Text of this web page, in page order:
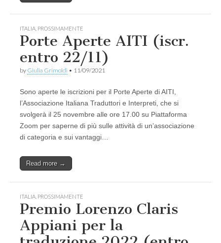
ITALIA PROSSIMAMENTE
Porte Aperte AITI (iscr.
entro 22/11)
by Giulia Grimoldi • 11/09/2021
Sono aperte le iscrizioni per il Porte Aperte di AITI,
l’Associazione Italiana Traduttori e Interpreti, che si
svolgerà il 25 novembre alle ore 17.00 su Piattaforma
Zoom per saperne di più sulle attività di un’associazione
di categoria e sui vantaggi…
Read more →
ITALIA PROSSIMAMENTE
Premio Lorenzo Claris
Appiani per la